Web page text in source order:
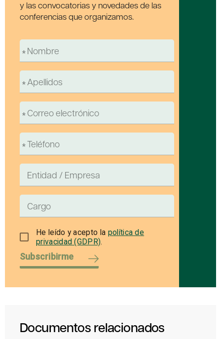
y las convocatorias y novedades de las
conferencias que organizamos.
He leído y acepto la política de
privacidad (GDPR).
Subscribirme
Documentos relacionados